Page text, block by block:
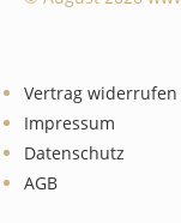
Vertrag widerrufen
Impressum
Datenschutz
AGB